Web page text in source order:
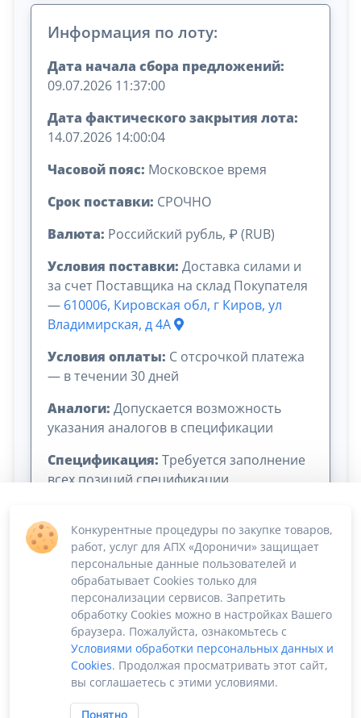
Информация по лоту:
Дата начала сбора предложений:
09.07.2026 11:37:00
Дата фактического закрытия лота:
14.07.2026 14:00:04
Часовой пояс: Московское время
Срок поставки: СРОЧНО
Валюта: Российский рубль, ₽ (RUB)
Условия поставки: Доставка силами и
за счет Поставщика на склад Покупателя
— 610006, Кировская обл, г Киров, ул
Владимирская, д 4А
Условия оплаты: C отсрочкой платежа
— в течении 30 дней
Аналоги: Допускается возможность
указания аналогов в спецификации
Спецификация: Требуется заполнение
всех позиций спецификации
Сумма лота: 1 094 400,00 ₽
Конкурентные процедуры по закупке товаров,
работ, услуг для АПХ «Дороничи» защищает
персональные данные пользователей и
обрабатывает Cookies только для
персонализации сервисов. Запретить
обработку Cookies можно в настройках Вашего
браузера. Пожалуйста, ознакомьтесь с
Условиями обработки персональных данных и
Cookies. Продолжая просматривать этот сайт,
вы соглашаетесь с этими условиями.
Понятно